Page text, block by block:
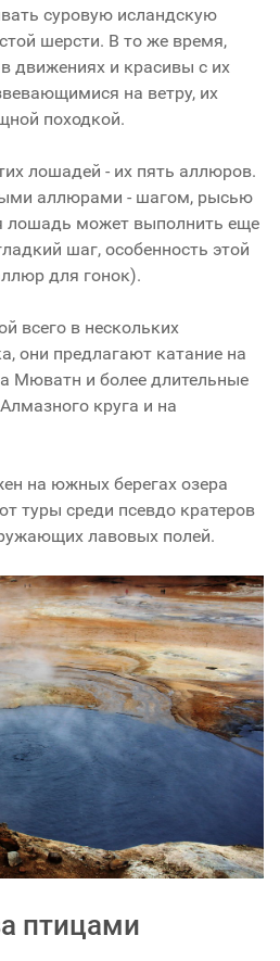
суровую исландскую
шерсти. В то же время,
движениях и красивы с их
на ветру, их
походкой.
лошадей - их пять аллюров.
аллюрами - шагом, рысью
лошадь может выполнить еще
шаг, особенность этой
для гонок).
всего в нескольких
они предлагают катание на
Мюватн и более длительные
круга и на
на южных берегах озера
туры среди псевдо кратеров
лавовых полей.
птицами